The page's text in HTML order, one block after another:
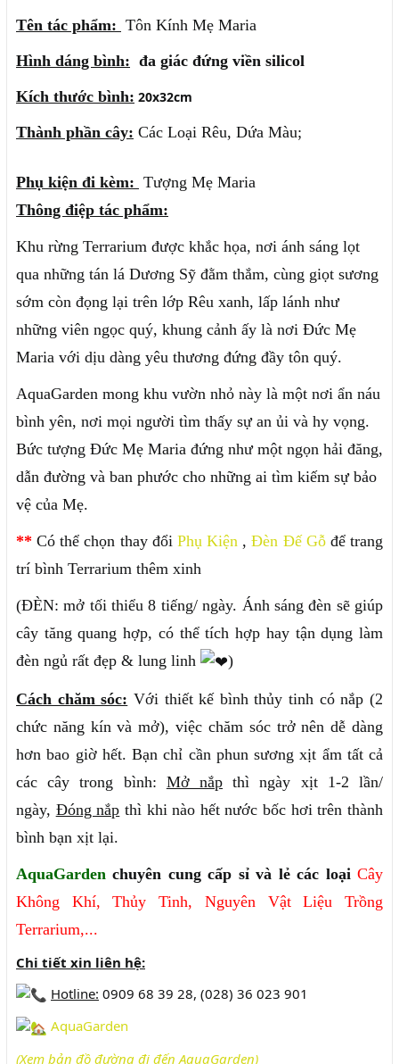
Tên tác phẩm: Tôn Kính Mẹ Maria
Hình dáng bình: đa giác đứng viền silicol
Kích thước bình: 20x32cm
Thành phần cây: Các Loại Rêu, Dứa Màu;
Phụ kiện đi kèm: Tượng Mẹ Maria
Thông điệp tác phẩm:
Khu rừng Terrarium được khắc họa, nơi ánh sáng lọt
qua những tán lá Dương Sỹ đằm thắm, cùng giọt sương
sớm còn đọng lại trên lớp Rêu xanh, lấp lánh như
những viên ngọc quý, khung cảnh ấy là nơi Đức Mẹ
Maria với dịu dàng yêu thương đứng đầy tôn quý.
AquaGarden mong khu vườn nhỏ này là một nơi ẩn náu
bình yên, nơi mọi người tìm thấy sự an ủi và hy vọng.
Bức tượng Đức Mẹ Maria đứng như một ngọn hải đăng,
dẫn đường và ban phước cho những ai tìm kiếm sự bảo
vệ của Mẹ.
** Có thể chọn thay đổi Phụ Kiện ,Đèn Đế Gỗđể trang
trí bình Terrarium thêm xinh
(ĐÈN: mở tối thiểu 8 tiếng/ ngày. Ánh sáng đèn sẽ giúp
cây tăng quang hợp, có thể tích hợp hay tận dụng làm
đèn ngủ rất đẹp & lung linh
)
Cách chăm sóc: Với thiết kế bình thủy tinh có nắp (2
chức năng kín và mở), việc chăm sóc trở nên dễ dàng
hơn bao giờ hết. Bạn chỉ cần phun sương xịt ẩm tất cả
các cây trong bình: Mở nắp thì ngày xịt 1-2 lần/
ngày, Đóng nắp thì khi nào hết nước bốc hơi trên thành
bình bạn xịt lại.
AquaGarden chuyên cung cấp sỉ và lẻ các loạiCây
Không Khí,Thủy Tinh, Nguyên Vật Liệu Trồng
Terrarium,...
Chi tiết xin liên hệ:
Hotline: 0909 68 39 28, (028) 36 023 901
AquaGarden
(Xem bản đồ đường đi đến AquaGarden)